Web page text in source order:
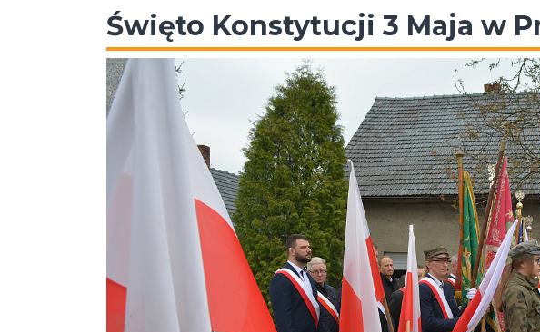
Święto Konstytucji 3 Maja w